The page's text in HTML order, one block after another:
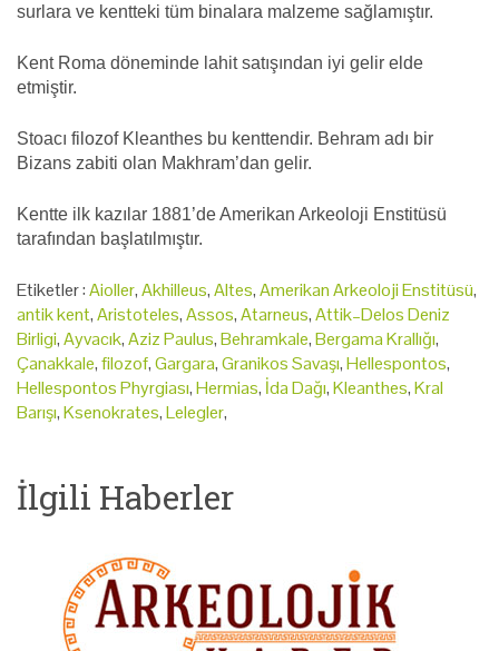
surlara ve kentteki tüm binalara malzeme sağlamıştır.
Kent Roma döneminde lahit satışından iyi gelir elde
etmiştir.
Stoacı filozof Kleanthes bu kenttendir. Behram adı bir
Bizans zabiti olan Makhram’dan gelir.
Kentte ilk kazılar 1881’de Amerikan Arkeoloji Enstitüsü
tarafından başlatılmıştır.
Etiketler :Aioller,Akhilleus,Altes,Amerikan Arkeoloji Enstitüsü,
antik kent,Aristoteles,Assos,Atarneus,Attik–Delos Deniz
Birligi,Ayvacık,Aziz Paulus,Behramkale,Bergama Krallığı,
Çanakkale,filozof,Gargara,Granikos Savaşı,Hellespontos,
Hellespontos Phyrgiası,Hermias, İda Dağı,Kleanthes,Kral
Barışı,Ksenokrates,Lelegler,
İlgili Haberler